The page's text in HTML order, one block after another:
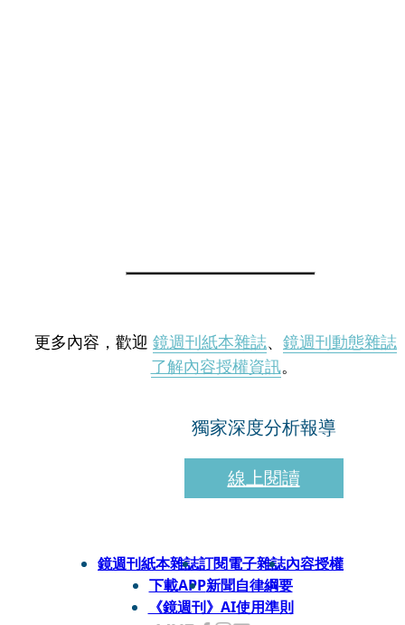
更多內容，歡迎 鏡週刊紙本雜誌、 鏡週刊動態雜誌
了解內容授權資訊。
獨家深度分析報導
線上閱讀
鏡週刊紙本雜誌訂閱電子雜誌內容授權
下載APP新聞自律綱要
《鏡週刊》AI使用準則